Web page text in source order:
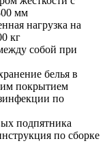
мм
нагрузка на
кг
собой при
белья в
покрытием
по
подпятника
по сборке